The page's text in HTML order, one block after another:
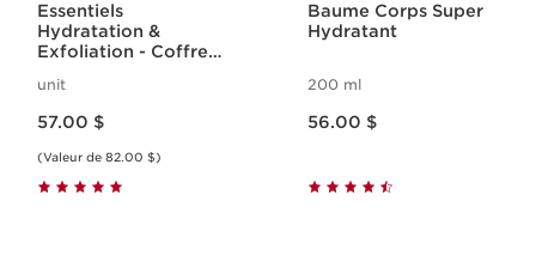
Essentiels
Hydratation &
Exfoliation - Coffret
unit
57.00 $
(Valeur de 82.00 $)
Baume Corps Super
Hydratant
200 ml
56.00 $